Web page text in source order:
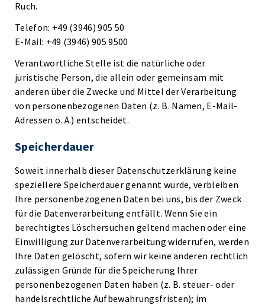
Ruch.
Telefon: +49 (3946) 905 50
E-Mail: +49 (3946) 905 9500
Verantwortliche Stelle ist die natürliche oder
juristische Person, die allein oder gemeinsam mit
anderen über die Zwecke und Mittel der Verarbeitung
von personenbezogenen Daten (z. B. Namen, E-Mail-
Adressen o. Ä.) entscheidet.
Speicherdauer
Soweit innerhalb dieser Datenschutzerklärung keine
speziellere Speicherdauer genannt wurde, verbleiben
Ihre personenbezogenen Daten bei uns, bis der Zweck
für die Datenverarbeitung entfällt. Wenn Sie ein
berechtigtes Löschersuchen geltend machen oder eine
Einwilligung zur Datenverarbeitung widerrufen, werden
Ihre Daten gelöscht, sofern wir keine anderen rechtlich
zulässigen Gründe für die Speicherung Ihrer
personenbezogenen Daten haben (z. B. steuer- oder
handelsrechtliche Aufbewahrungsfristen); im